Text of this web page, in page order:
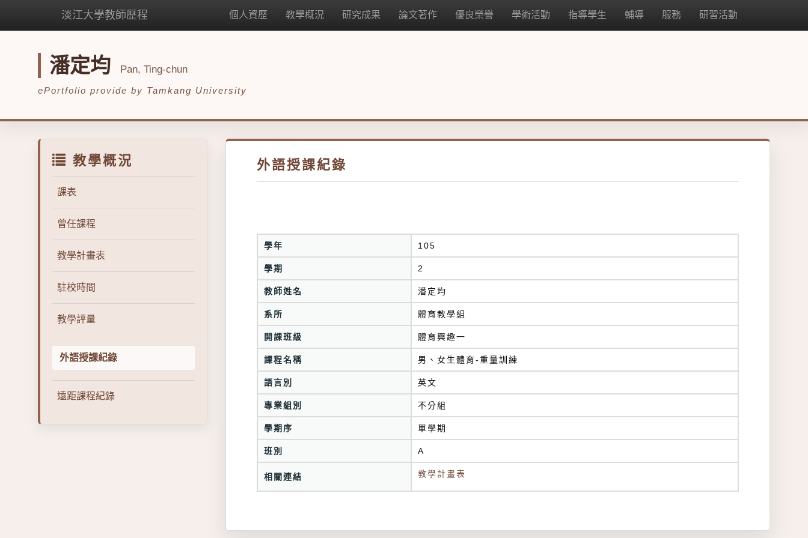
淡江大學教師歷程 個人資歷 教學概況 研究成果 論文著作 優良榮譽 學術活動 指導學生 輔導 服務 研習活動
潘定均 Pan, Ting-chun
ePortfolio provide by Tamkang University
教學概況
課表
曾任課程
教學計畫表
駐校時間
教學評量
外語授課紀錄
遠距課程紀錄
外語授課紀錄
學年 105
學期 2
教師姓名 潘定均
系所 體育教學組
開課班級 體育興趣一
課程名稱 男、女生體育-重量訓練
語言別 英文
專業組別 不分組
學期序 單學期
班別 A
相關連結 教學計畫表